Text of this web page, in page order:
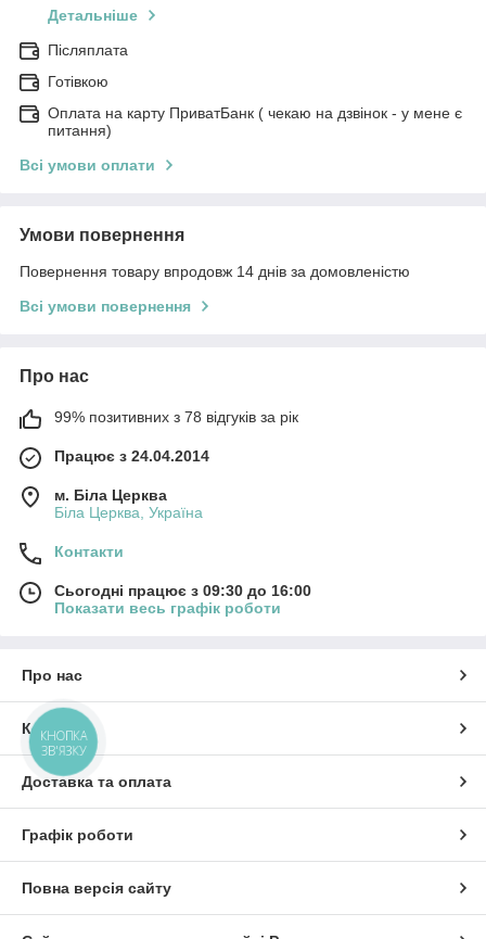
Детальніше
Післяплата
Готівкою
Оплата на карту ПриватБанк ( чекаю на дзвінок - у мене є
питання)
Всі умови оплати
Умови повернення
Повернення товару впродовж 14 днів за домовленістю
Всі умови повернення
Про нас
99% позитивних з 78 відгуків за рік
Працює з 24.04.2014
м. Біла Церква
Біла Церква, Україна
Контакти
Сьогодні працює з 09:30 до 16:00
Показати весь графік роботи
Про нас
Контакти
Доставка та оплата
Графік роботи
Повна версія сайту
КНОПКА
ЗВ'ЯЗКУ